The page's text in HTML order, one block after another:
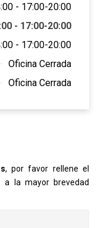
- 17:00-20:00
- 17:00-20:00
- 17:00-20:00
Oficina Cerrada
Oficina Cerrada
, por favor rellene el
a la mayor brevedad